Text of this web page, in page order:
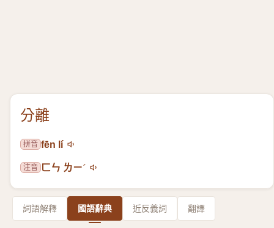
分離
拼音 fēn lí
注音 ㄈㄣ ㄌㄧˊ
詞語解釋 國語辭典 近反義詞 翻譯